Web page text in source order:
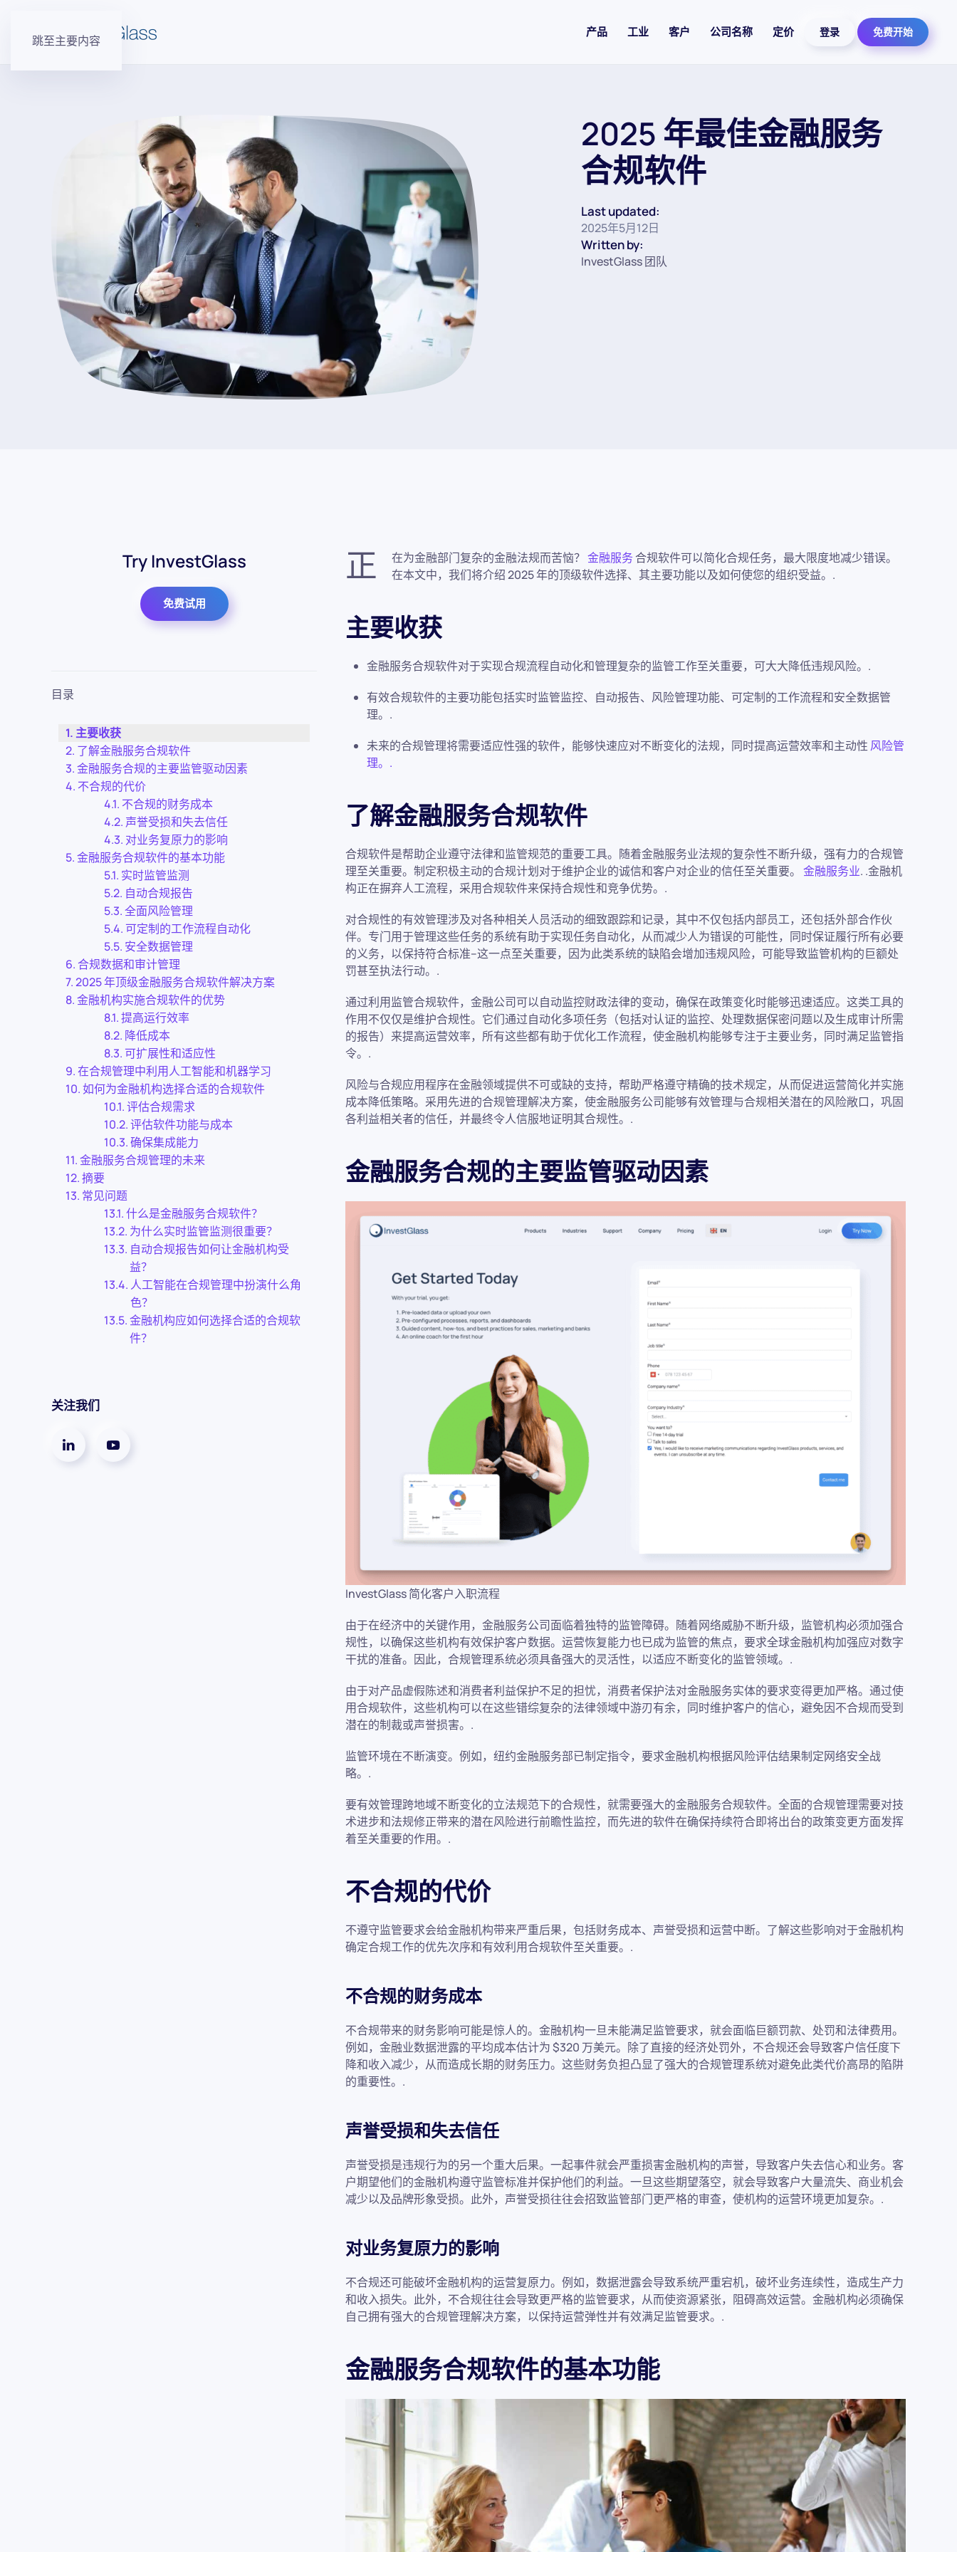
跳至主要内容
产品 工业 客户 公司名称 定价 登录 免费开始
2025 年最佳金融服务
合规软件
Last updated:
2025年5月12日
Written by:
InvestGlass 团队
Try InvestGlass
免费试用
目录
主要收获
了解金融服务合规软件
金融服务合规的主要监管驱动因素
不合规的代价
不合规的财务成本
声誉受损和失去信任
对业务复原力的影响
金融服务合规软件的基本功能
实时监管监测
自动合规报告
全面风险管理
可定制的工作流程自动化
安全数据管理
合规数据和审计管理
2025 年顶级金融服务合规软件解决方案
金融机构实施合规软件的优势
提高运行效率
降低成本
可扩展性和适应性
在合规管理中利用人工智能和机器学习
如何为金融机构选择合适的合规软件
评估合规需求
评估软件功能与成本
确保集成能力
金融服务合规管理的未来
摘要
常见问题
什么是金融服务合规软件？
为什么实时监管监测很重要？
自动合规报告如何让金融机构受
益？
人工智能在合规管理中扮演什么角
色？
金融机构应如何选择合适的合规软
件？
关注我们
正 在为金融部门复杂的金融法规而苦恼？金融服务 合规软件可以简化合规任务，最大限度地减少错误。
在本文中，我们将介绍 2025 年的顶级软件选择、其主要功能以及如何使您的组织受益。.
主要收获
金融服务合规软件对于实现合规流程自动化和管理复杂的监管工作至关重要，可大大降低违规风险。.
有效合规软件的主要功能包括实时监管监控、自动报告、风险管理功能、可定制的工作流程和安全数据管
理。.
未来的合规管理将需要适应性强的软件，能够快速应对不断变化的法规，同时提高运营效率和主动性 风险管
理。.
了解金融服务合规软件
合规软件是帮助企业遵守法律和监管规范的重要工具。随着金融服务业法规的复杂性不断升级，强有力的合规管
理至关重要。制定积极主动的合规计划对于维护企业的诚信和客户对企业的信任至关重要。金融服务业. .金融机
构正在摒弃人工流程，采用合规软件来保持合规性和竞争优势。.
对合规性的有效管理涉及对各种相关人员活动的细致跟踪和记录，其中不仅包括内部员工，还包括外部合作伙
伴。专门用于管理这些任务的系统有助于实现任务自动化，从而减少人为错误的可能性，同时保证履行所有必要
的义务，以保持符合标准--这一点至关重要，因为此类系统的缺陷会增加违规风险，可能导致监管机构的巨额处
罚甚至执法行动。.
通过利用监管合规软件，金融公司可以自动监控财政法律的变动，确保在政策变化时能够迅速适应。这类工具的
作用不仅仅是维护合规性。它们通过自动化多项任务（包括对认证的监控、处理数据保密问题以及生成审计所需
的报告）来提高运营效率，所有这些都有助于优化工作流程，使金融机构能够专注于主要业务，同时满足监管指
令。.
风险与合规应用程序在金融领域提供不可或缺的支持，帮助严格遵守精确的技术规定，从而促进运营简化并实施
成本降低策略。采用先进的合规管理解决方案，使金融服务公司能够有效管理与合规相关潜在的风险敞口，巩固
各利益相关者的信任，并最终令人信服地证明其合规性。.
金融服务合规的主要监管驱动因素
InvestGlass 简化客户入职流程
由于在经济中的关键作用，金融服务公司面临着独特的监管障碍。随着网络威胁不断升级，监管机构必须加强合
规性，以确保这些机构有效保护客户数据。运营恢复能力也已成为监管的焦点，要求全球金融机构加强应对数字
干扰的准备。因此，合规管理系统必须具备强大的灵活性，以适应不断变化的监管领域。.
由于对产品虚假陈述和消费者利益保护不足的担忧，消费者保护法对金融服务实体的要求变得更加严格。通过使
用合规软件，这些机构可以在这些错综复杂的法律领域中游刃有余，同时维护客户的信心，避免因不合规而受到
潜在的制裁或声誉损害。.
监管环境在不断演变。例如，纽约金融服务部已制定指令，要求金融机构根据风险评估结果制定网络安全战
略。.
要有效管理跨地域不断变化的立法规范下的合规性，就需要强大的金融服务合规软件。全面的合规管理需要对技
术进步和法规修正带来的潜在风险进行前瞻性监控，而先进的软件在确保持续符合即将出台的政策变更方面发挥
着至关重要的作用。.
不合规的代价
不遵守监管要求会给金融机构带来严重后果，包括财务成本、声誉受损和运营中断。了解这些影响对于金融机构
确定合规工作的优先次序和有效利用合规软件至关重要。.
不合规的财务成本
不合规带来的财务影响可能是惊人的。金融机构一旦未能满足监管要求，就会面临巨额罚款、处罚和法律费用。
例如，金融业数据泄露的平均成本估计为 $320 万美元。除了直接的经济处罚外，不合规还会导致客户信任度下
降和收入减少，从而造成长期的财务压力。这些财务负担凸显了强大的合规管理系统对避免此类代价高昂的陷阱
的重要性。.
声誉受损和失去信任
声誉受损是违规行为的另一个重大后果。一起事件就会严重损害金融机构的声誉，导致客户失去信心和业务。客
户期望他们的金融机构遵守监管标准并保护他们的利益。一旦这些期望落空，就会导致客户大量流失、商业机会
减少以及品牌形象受损。此外，声誉受损往往会招致监管部门更严格的审查，使机构的运营环境更加复杂。.
对业务复原力的影响
不合规还可能破坏金融机构的运营复原力。例如，数据泄露会导致系统严重宕机，破坏业务连续性，造成生产力
和收入损失。此外，不合规往往会导致更严格的监管要求，从而使资源紧张，阻碍高效运营。金融机构必须确保
自己拥有强大的合规管理解决方案，以保持运营弹性并有效满足监管要求。.
金融服务合规软件的基本功能